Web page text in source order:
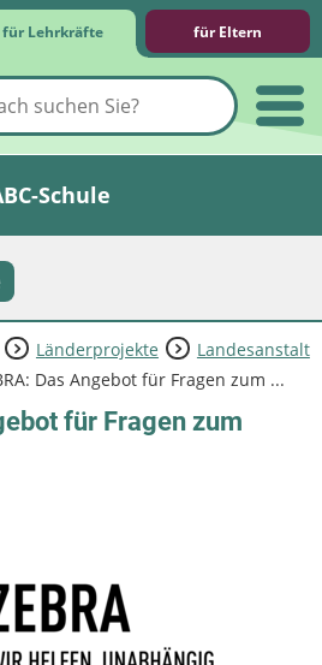
für Lehrkräfte für Eltern
Schule
Länderprojekte
Landesanstalt
Das Angebot für Fragen zum ...
für Fragen zum